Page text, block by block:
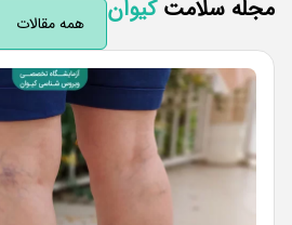
سلامتکیوان همه مقالات